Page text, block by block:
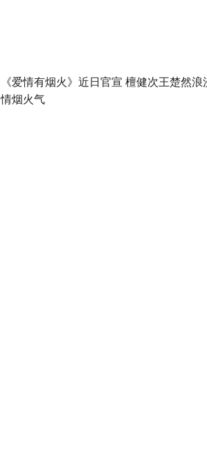
《爱情有烟火》近日官宣 檀健次王楚然
情烟火气